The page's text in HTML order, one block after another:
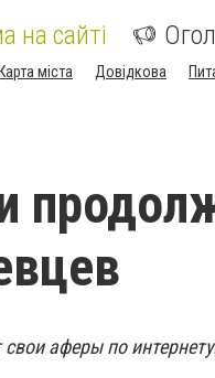
на сайті
Карта міста Довідкова
аферы по